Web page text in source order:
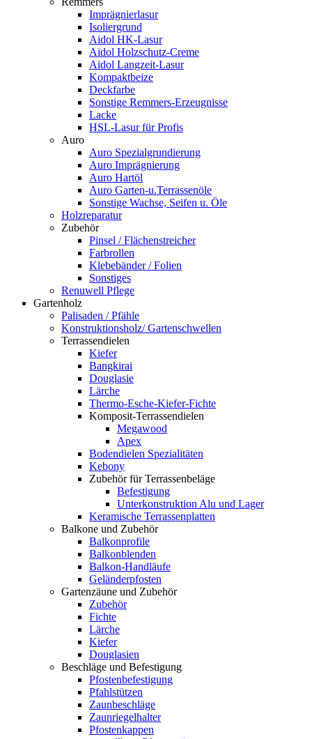
Imprägnierlasur
Isoliergrund
Aidol HK-Lasur
Aidol Holzschutz-Creme
Aidol Langzeit-Lasur
Kompaktbeize
Deckfarbe
Sonstige Remmers-Erzeugnisse
Lacke
HSL-Lasur für Profis
Auro
Auro Spezialgrundierung
Auro Imprägnierung
Auro Hartöl
Auro Garten-u.Terrassenöle
Sonstige Wachse, Seifen u. Öle
Holzreparatur
Zubehör
Pinsel / Flächenstreicher
Farbrollen
Klebebänder / Folien
Sonstiges
Renuwell Pflege
Gartenholz
Palisaden / Pfähle
Konstruktionsholz/ Gartenschwellen
Terrassendielen
Kiefer
Bangkirai
Douglasie
Lärche
Thermo-Esche-Kiefer-Fichte
Komposit-Terrassendielen
Megawood
Apex
Bodendielen Spezialitäten
Kebony
Zubehör für Terrassenbeläge
Befestigung
Unterkonstruktion Alu und Lager
Keramische Terrassenplatten
Balkone und Zubehör
Balkonprofile
Balkonblenden
Balkon-Handläufe
Geländerpfosten
Gartenzäune und Zubehör
Zubehör
Fichte
Lärche
Kiefer
Douglasien
Beschläge und Befestigung
Pfostenbefestigung
Pfahlstützen
Zaunbeschläge
Zaunriegelhalter
Pfostenkappen